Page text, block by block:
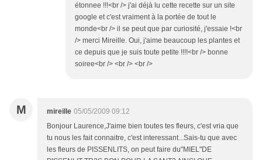
étonnee !!!<br /> j'ai déjà lu cette recette sur un site
google et c'est vraiment à la portée de tout le
monde<br /> il se peut que par curiosité, j'essaie !<br
/> merci Mireille. Oui, j'aime beaucoup les plantes et
ce depuis que je suis toute petite !!!!<br /> bonne
soiree<br /> <br /> <br />
M mireille 05/05/2009 09:12
Bonjour Laurence,J'aime bien toutes tes fleurs, c'est vria que
tu nous les fait connaitre, c'est interessant...Sais-tu que avec
les fleurs de PISSENLITS, on peut faire du"MIEL"DE